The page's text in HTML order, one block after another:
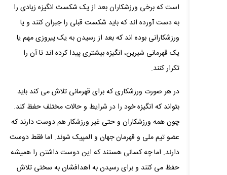
است که برخی ورزشکاران بعد از یک شکست انگیزه زیادی را
به دست آورده‌ اند که باید شکست قبلی را جبران کنند و یا
ورزشکارانی بوده‌ اند که بعد از رسیدن به یک پیروزی مهم یا
یک قهرمانی شیرین، انگیزه بیشتری پیدا کرده‌ اند تا آن را
تکرار کنند.
در هر صورت ورزشکاری که برای قهرمانی تلاش می‌ کند باید
بتواند که انگیزه خود را در شرایط و حالات مختلف حفظ کند.
چون همه ورزشکاران و حتی غیر ورزشکار هم دوست دارند که
عضو تیم ملی و قهرمان جهان و المپیک شوند. اما فقط دوست
دارند. اما چه کسانی هستند که این دوست داشتن را همیشه
حفظ می‌ کنند و برای رسیدن به اهدافشان به سختی تلاش